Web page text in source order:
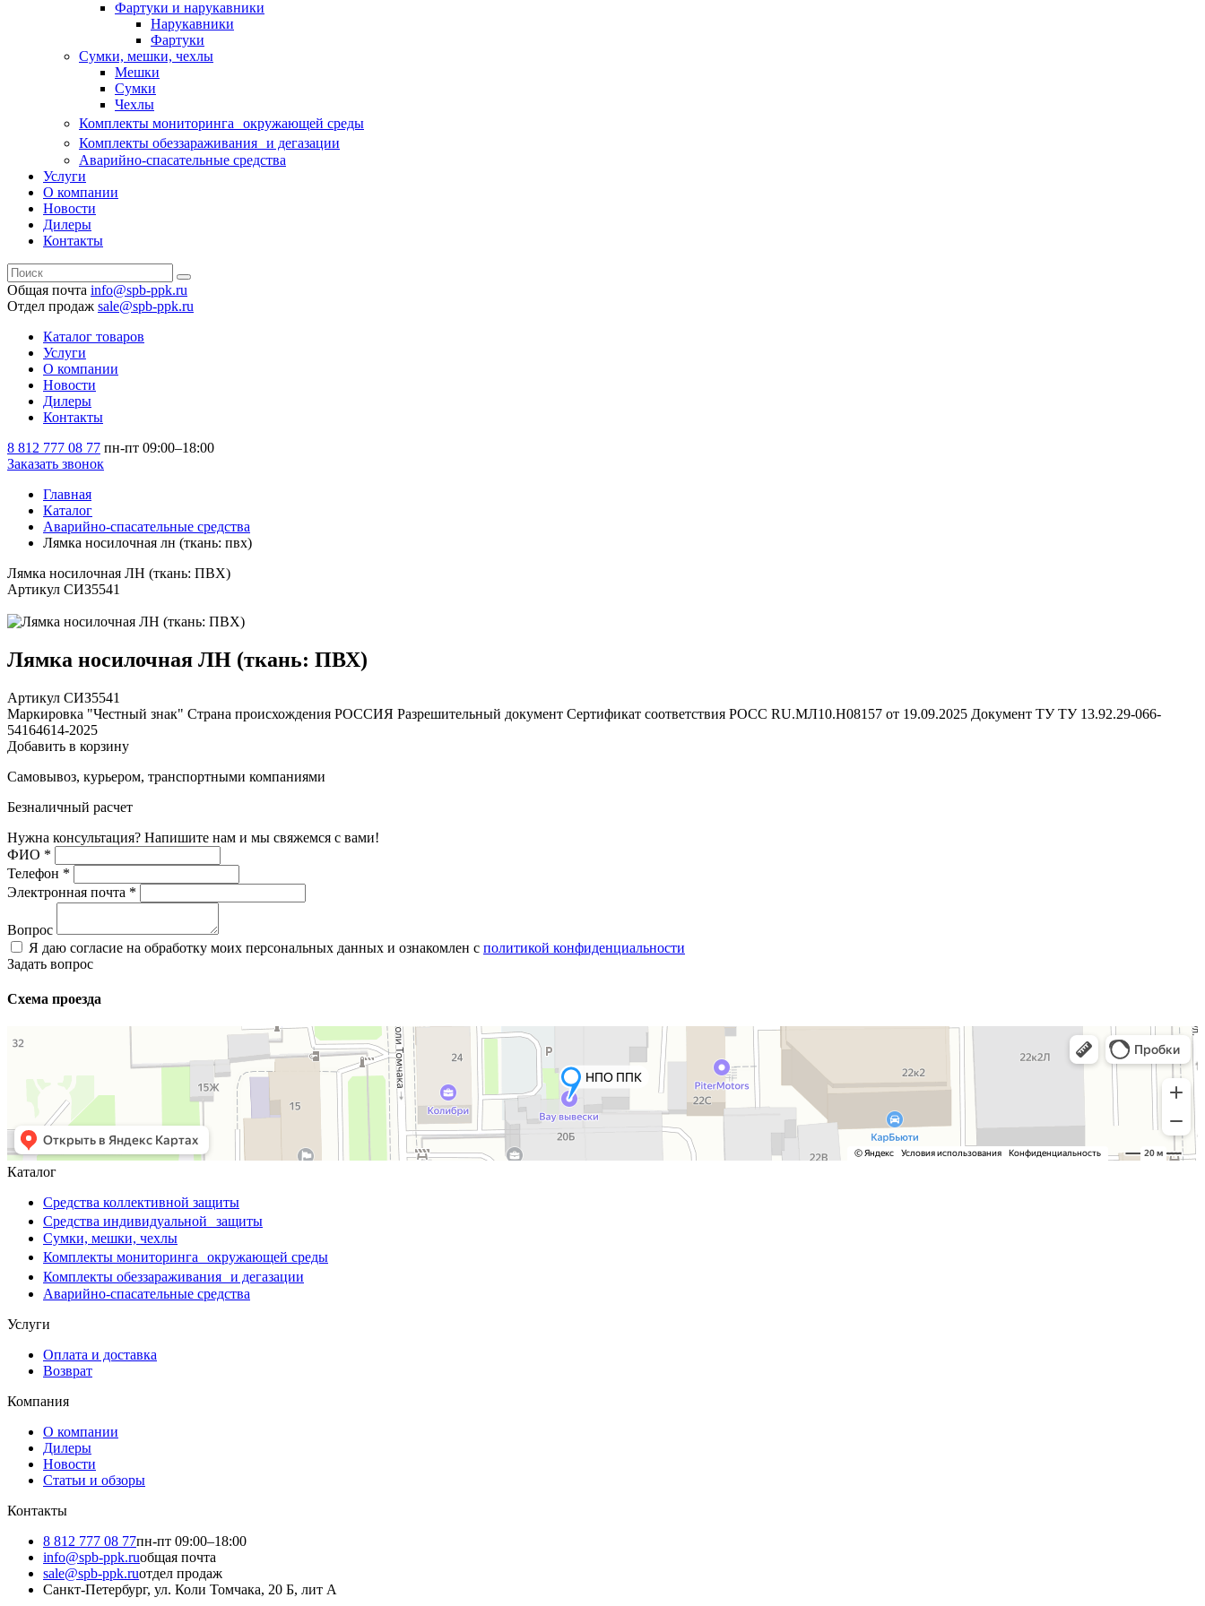
Фартуки и нарукавники
Нарукавники
Фартуки
Сумки, мешки, чехлы
Мешки
Сумки
Чехлы
Комплекты мониторинга окружающей среды
Комплекты обеззараживания и дегазации
Аварийно-спасательные средства
Услуги
О компании
Новости
Дилеры
Контакты
Общая почта info@spb-ppk.ru
Отдел продаж sale@spb-ppk.ru
Каталог товаров
Услуги
О компании
Новости
Дилеры
Контакты
8 812 777 08 77 пн-пт 09:00–18:00
Заказать звонок
Главная
Каталог
Аварийно-спасательные средства
Лямка носилочная лн (ткань: пвх)
Лямка носилочная ЛН (ткань: ПВХ)
Артикул СИЗ5541
Лямка носилочная ЛН (ткань: ПВХ)
Артикул СИЗ5541
Маркировка "Честный знак" Страна происхождения РОССИЯ Разрешительный документ Сертификат соответствия РОСС RU.МЛ10.Н08157 от 19.09.2025 Документ ТУ ТУ 13.92.29-066-
54164614-2025
Добавить в корзину
Самовывоз, курьером, транспортными компаниями
Безналичный расчет
Нужна консультация? Напишите нам и мы свяжемся с вами!
ФИО *
Телефон *
Электронная почта *
Вопрос
Я даю согласие на обработку моих персональных данных и ознакомлен с политикой конфиденциальности
Задать вопрос
Схема проезда
Каталог
Средства коллективной защиты
Средства индивидуальной защиты
Сумки, мешки, чехлы
Комплекты мониторинга окружающей среды
Комплекты обеззараживания и дегазации
Аварийно-спасательные средства
Услуги
Оплата и доставка
Возврат
Компания
О компании
Дилеры
Новости
Статьи и обзоры
Контакты
8 812 777 08 77пн-пт 09:00–18:00
info@spb-ppk.ruобщая почта
sale@spb-ppk.ruотдел продаж
Санкт-Петербург, ул. Коли Томчака, 20 Б, лит А